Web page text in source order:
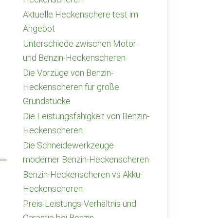
Aktuelle Heckenschere test im
Angebot
Unterschiede zwischen Motor-
und Benzin-Heckenscheren
Die Vorzüge von Benzin-
Heckenscheren für große
Grundstücke
Die Leistungsfähigkeit von Benzin-
Heckenscheren
Die Schneidewerkzeuge
moderner Benzin-Heckenscheren
Benzin-Heckenscheren vs Akku-
Heckenscheren
Preis-Leistungs-Verhältnis und